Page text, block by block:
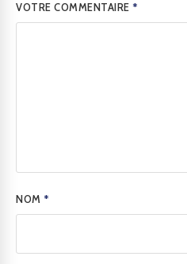
VOTRE COMMENTAIRE*
NOM*